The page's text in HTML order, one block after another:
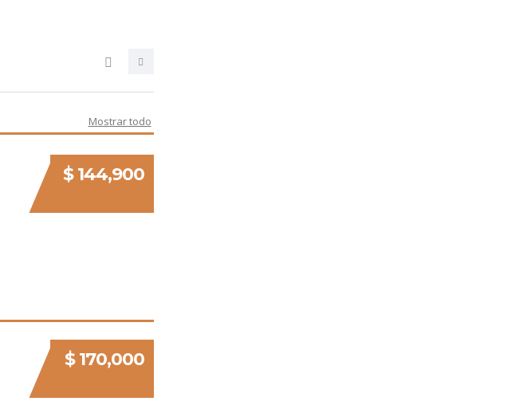
Mostrar todo
$ 144,900
$ 170,000